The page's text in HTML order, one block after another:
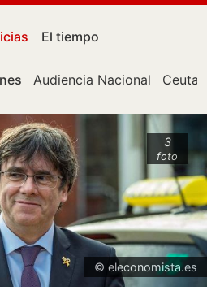
El tiempo
Audiencia Nacional Ceuta
3
foto
© eleconomista.es